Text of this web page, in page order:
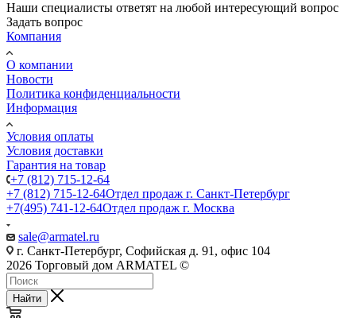
Наши специалисты ответят на любой интересующий вопрос
Задать вопрос
Компания
О компании
Новости
Политика конфиденциальности
Информация
Условия оплаты
Условия доставки
Гарантия на товар
+7 (812) 715-12-64
+7 (812) 715-12-64Отдел продаж г. Санкт-Петербург
+7(495) 741-12-64Отдел продаж г. Москва
sale@armatel.ru
г. Санкт-Петербург, Софийская д. 91, офис 104
2026 Торговый дом ARMATEL ©
Найти